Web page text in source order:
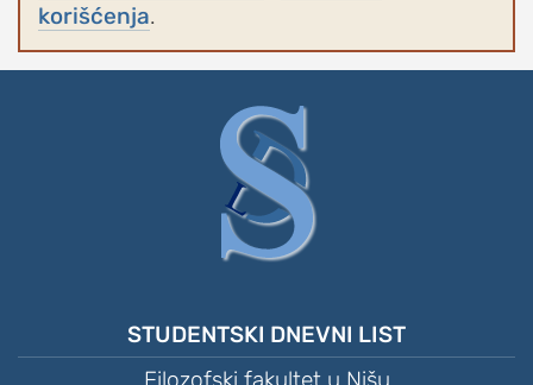
korišćenja.
STUDENTSKI DNEVNI LIST
Filozofski fakultet u Nišu